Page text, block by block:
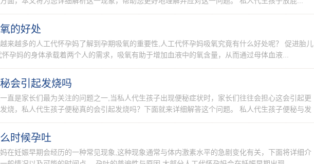
的好处
来越多的人工代怀孕妈了解到孕期吸氧的重要性,人工代怀孕妈吸氧究竟有什么好处呢？ 促进胎儿
孕妈的身体承载着两个人的需求，吸氧有助于增加血液中的氧含量，从而通过母体血液...
会引起发烧吗
直是家长们最为关注的问题之一,当私人代生孩子出现便秘症状时，家长们往往会担心这会引起更
烧，私人代生孩子便秘真的会引起发烧吗？下面就来详细解答这个问题。 私人代生孩子便秘与发
时候孕吐
在妊娠早期会经历的一种常见现象,这种现象通常与体内激素水平的急剧变化有关，下面将详细介